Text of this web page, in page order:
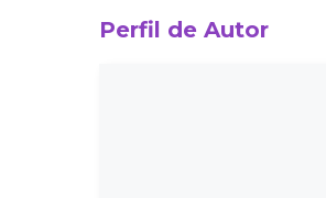
Perfil de Autor